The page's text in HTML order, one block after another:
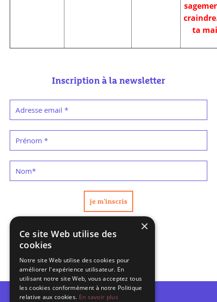
ta
Inscription à la newsletter
Adresse email *
Prénom *
Nom*
×
Ce site Web utilise des
cookies
Notre site Web utilise des cookies pour
améliorer l'expérience utilisateur. En
utilisant notre site Web, vous acceptez tous
les cookies conformément à notre Politique
relative aux cookies. En savoir plus